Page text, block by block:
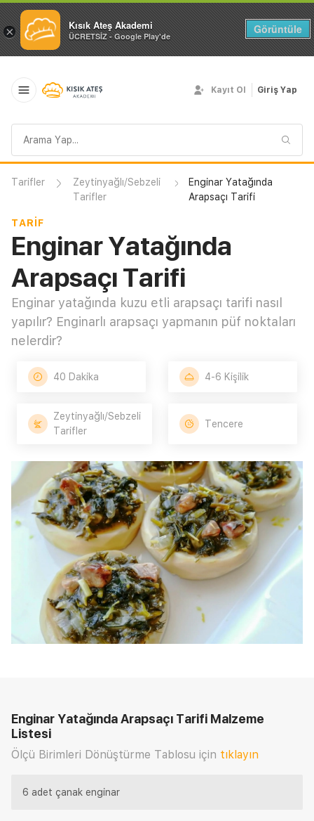
× Kısık Ateş Akademi
ÜCRETSİZ - Google Play'de
Görüntüle
sorgusu
Kayıt Ol Giriş Yap
Tarifler
Zeytinyağlı/Sebzeli
Tarifler
Enginar Yatağında
Arapsaçı Tarifi
TARIF
Enginar Yatağında
Arapsaçı Tarifi
Enginar yatağında kuzu etli arapsaçı tarifi nasıl
yapılır? Enginarlı arapsaçı yapmanın püf noktaları
nelerdir?
40 Dakika 4-6 Kişilik
Zeytinyağlı/Sebzeli
Tarifler
Tencere
Enginar Yatağında Arapsaçı Tarifi Malzeme
Listesi
Ölçü Birimleri Dönüştürme Tablosu için tıklayın
6 adet çanak enginar